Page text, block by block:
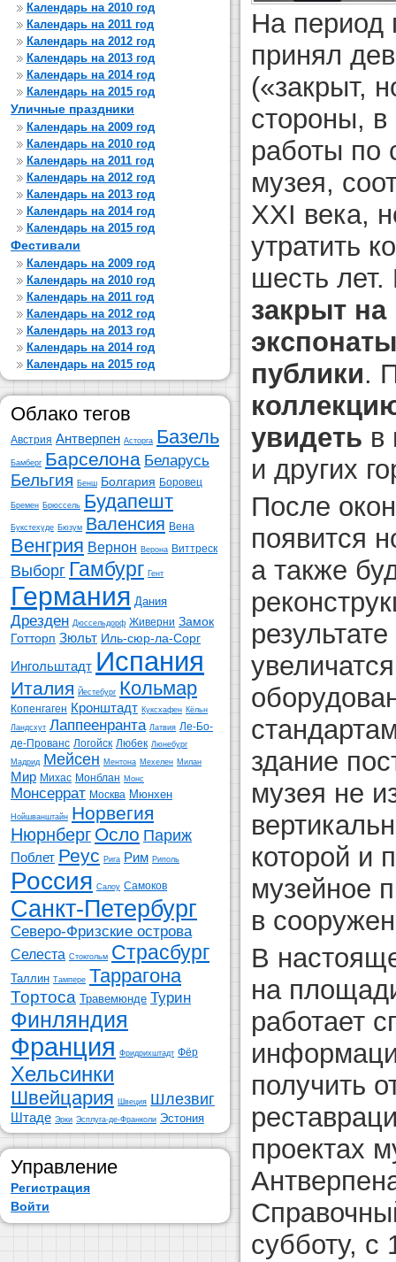
Календарь на 2010 год
Календарь на 2011 год
Календарь на 2012 год
Календарь на 2013 год
Календарь на 2014 год
Календарь на 2015 год
Уличные праздники
Календарь на 2009 год
Календарь на 2010 год
Календарь на 2011 год
Календарь на 2012 год
Календарь на 2013 год
Календарь на 2014 год
Календарь на 2015 год
Фестивали
Календарь на 2009 год
Календарь на 2010 год
Календарь на 2011 год
Календарь на 2012 год
Календарь на 2013 год
Календарь на 2014 год
Календарь на 2015 год
Облако тегов
Австрия Антверпен Асторга Базель
Бамберг Барселона Беларусь
Бельгия Бенш Болгария Боровец
Бремен Брюссель Будапешт
Букстехуде Бюзум Валенсия Вена
Венгрия Вернон Верона Виттреск
Выборг Гамбург Гент
Германия Дания
Дрезден Дюссельдорф Живерни Замок
Готторп Зюльт Иль-сюр-ла-Сорг
Ингольштадт Испания
Италия Йестебург Кольмар
Копенгаген Кронштадт Куксхафен Кёльн
Ландсхут Лаппеенранта Латвия Ле-Бо-
де-Прованс Логойск Любек Люнебург
Мадрид Мейсен Ментона Мехелен Милан
Мир Михас Монблан Монс
Монсеррат Москва Мюнхен
Нойшванштайн Норвегия
Нюрнберг Осло Париж
Поблет Реус Рига Рим Риполь
Россия Салоу Самоков
Санкт-Петербург
Северо-Фризские острова
Селеста Стокгольм Страсбург
Таллин Тампере Таррагона
Тортоса Травемюнде Турин
Финляндия
Франция Фридрихштадт Фёр
Хельсинки
Швейцария Швеция Шлезвиг
Штаде Эрки Эсплуга-де-Франколи Эстония
Управление
Регистрация
Войти
На период
принял
(«закрыт,
стороны, в
работы по
музея,
XXI века,
утратить
шесть
закрыт на
публики.
увидеть в
и других
После
появится
а также
здание
музея не
которой и
музейное
в
В
на
работает
получить
проектах
субботу, с